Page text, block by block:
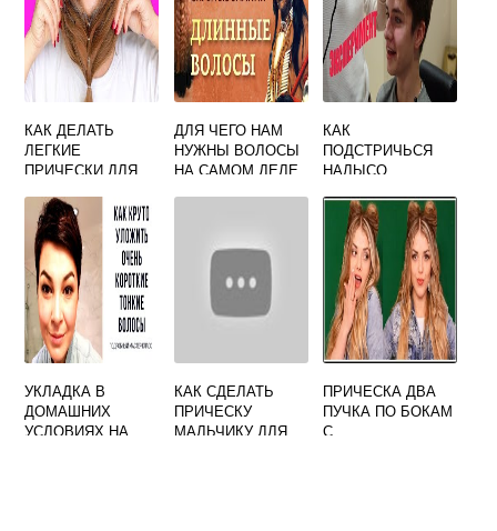
КАК ДЕЛАТЬ
ЛЕГКИЕ
ПРИЧЕСКИ ДЛЯ
ДЛЯ ЧЕГО НАМ
НУЖНЫ ВОЛОСЫ
НА САМОМ ДЕЛЕ
ВЛИЯЕТ НА
ЭНЕРГЕТИКУ
КАК
ПОДСТРИЧЬСЯ
НАЛЫСО
ДО СЛЕЗ
УКЛАДКА В
ДОМАШНИХ
УСЛОВИЯХ НА
КАК СДЕЛАТЬ
ПРИЧЕСКУ
МАЛЬЧИКУ ДЛЯ
ПРИЧЕСКА ДВА
ПУЧКА ПО БОКАМ
С